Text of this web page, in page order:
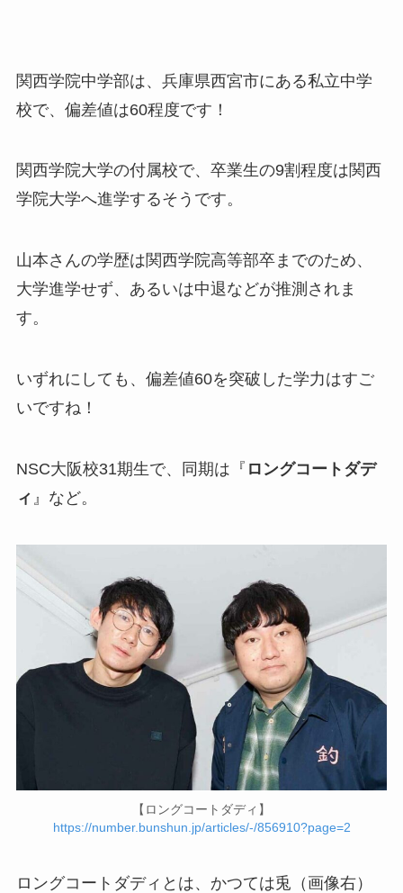
関西学院中学部は、兵庫県西宮市にある私立中学
校で、 偏差値は60程度です！
関西学院大学の付属校で、卒業生の9割程度は関西
学院大学へ進学するそうです。
山本さんの学歴は関西学院高等部卒までのため、
大学進学せず、あるいは中退などが推測されま
す。
いずれにしても、偏差値60を突破した学力はすご
いですね！
NSC大阪校31期生で、同期は『 ロングコートダデ
ィ 』など。
【ロングコートダディ】
https://number.bunshun.jp/articles/-/856910?page=2
ロングコートダディとは、かつては兎（画像右）